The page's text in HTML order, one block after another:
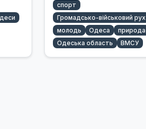
спорт
Громадсько-військовий рух
молодь
Одеса
природа
Одеська область
ВМСУ